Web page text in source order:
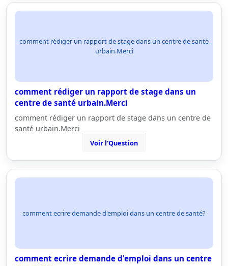
comment rédiger un rapport de stage dans un centre de santé
urbain.Merci
comment rédiger un rapport de stage dans un
centre de santé urbain.Merci
comment rédiger un rapport de stage dans un centre de
santé urbain.Merci
Voir l'Question
comment ecrire demande d'emploi dans un centre de santé?
comment ecrire demande d'emploi dans un centre